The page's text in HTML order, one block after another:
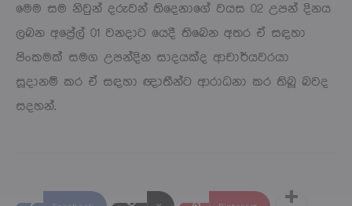
මෙම සම නිවුන් දරුවන් තිදෙනාගේ වයස 02 උපන් දිනය
ලබන අප්‍රේල් 01 වනදාට යෙදී තිබෙන අතර ඒ සඳහා
පිංකමක් සමග උපන්දින සාදයක්ද ආචාර්යවරයා
සූදානම් කර ඒ සඳහා ඥාතීන්ට ආරාධනා කර තිබූ බවද
සදහන්.